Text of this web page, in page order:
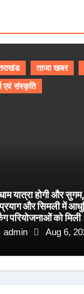
ताजा खबर
एवं संस्कृति
यात्रा होगी और सुगम,
और सिमली में
परियोजनाओं को मिली
admin Aug 6,